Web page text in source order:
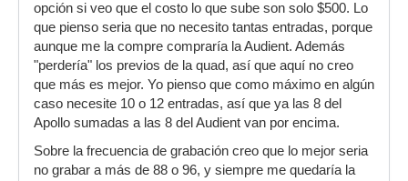
opción si veo que el costo lo que sube son solo $500. Lo
que pienso seria que no necesito tantas entradas, porque
aunque me la compre compraría la Audient. Además
"perdería" los previos de la quad, así que aquí no creo
que más es mejor. Yo pienso que como máximo en algún
caso necesite 10 o 12 entradas, así que ya las 8 del
Apollo sumadas a las 8 del Audient van por encima.
Sobre la frecuencia de grabación creo que lo mejor seria
no grabar a más de 88 o 96, y siempre me quedaría la